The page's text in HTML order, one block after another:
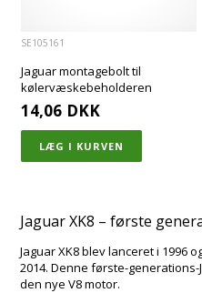
SE105161
Jaguar montagebolt til
kølervæskebeholderen
14,06 DKK
Jaguar XK8 – første
Jaguar XK8 blev lanceret i 1996
2014. Denne første-
den nye V8 motor.